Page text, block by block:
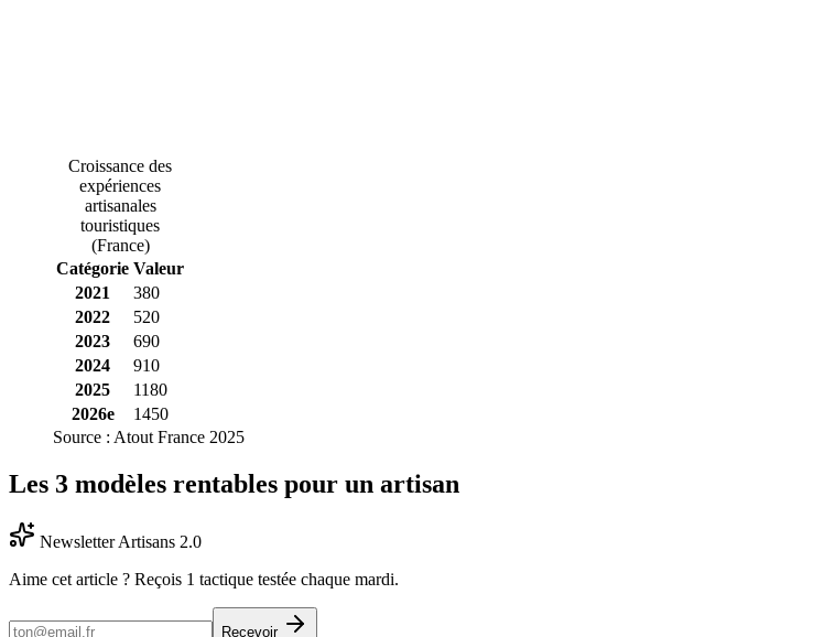
Croissance des
expériences
artisanales
touristiques
(France)
Catégorie Valeur
2021
380
2022
520
2023
690
2024
910
2025
1180
2026e
1450
Source : Atout France 2025
Les 3 modèles rentables pour un artisan
Newsletter Artisans 2.0
Aime cet article ? Reçois 1 tactique testée chaque mardi.
Recevoir